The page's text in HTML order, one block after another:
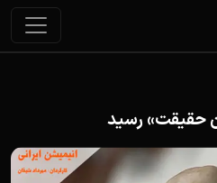
حقیقت» رسید